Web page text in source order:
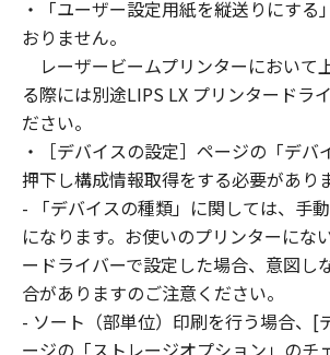
SOFTWARE. You shall not alter,
convert to another programming
modify, disassemble,
reverse engineer the SOFTWARE
not have any third party to do so.
3. COPYRIGHT NOTICE
You shall not modify, remove or
copyright notice of Canon or its
contained in the SOFTWARE,
copy thereof.
4. OWNERSHIP
Canon and its licensors retain in
the title, ownership and
・「ユーザー設定用紙を縦送りにする
おりません。
レーザービームプリンターにおいて
る際には別途LIPS LX プリンタードラ
ださい。
・［デバイスの設定］ページの「デバ
押下し構成情報取得をする必要がありま
- 「デバイスの種類」に関しては、手
になります。お使いのプリンターにな
ードライバーで設定した場合、意図し
合がありますのご注意ください。
- ソート（部単位）印刷を行う場合、[
ージの「ストレージオプション」のチ